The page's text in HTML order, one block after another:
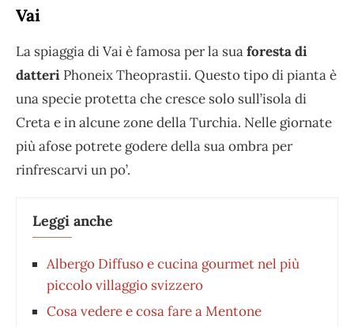
Vai
La spiaggia di Vai è famosa per la suaforesta di
datteri Phoneix Theoprastii. Questo tipo di pianta è
una specie protetta che cresce solo sull’isola di
Creta e in alcune zone della Turchia. Nelle giornate
più afose potrete godere della sua ombra per
rinfrescarvi un po’.
Leggi anche
Albergo Diffuso e cucina gourmet nel più
piccolo villaggio svizzero
Cosa vedere e cosa fare a Mentone